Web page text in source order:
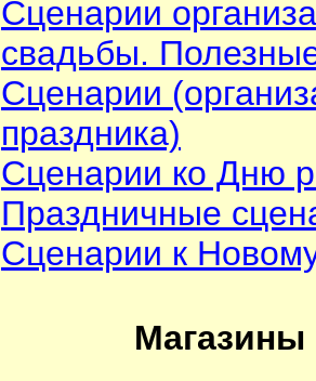
Сценарии
свадьбы.
Сценарии
праздника)
Сценарии ко Дню
Праздничные
Сценарии к